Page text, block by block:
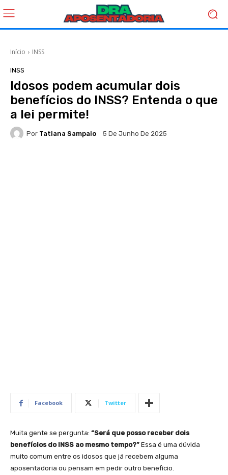
Início INSS
INSS
Idosos podem acumular dois
benefícios do INSS? Entenda o que
a lei permite!
Por Tatiana Sampaio 5 De Junho De 2025
Facebook Twitter
Muita gente se pergunta: “Será que posso receber dois
benefícios do INSS ao mesmo tempo?” Essa é uma dúvida
muito comum entre os idosos que já recebem alguma
aposentadoria ou pensam em pedir outro benefício.